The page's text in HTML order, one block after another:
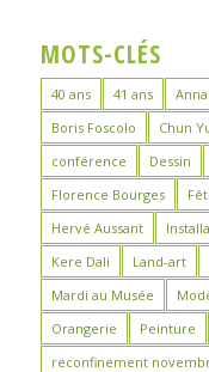
MOTS-CLÉS
40 ans 41 ans
Boris Foscolo
Chun
conférence
Dessin
Florence Bourges
Hervé Aussant
Kere Dali
Land-art
Mardi au Musée
Orangerie
Peinture
reconfinement